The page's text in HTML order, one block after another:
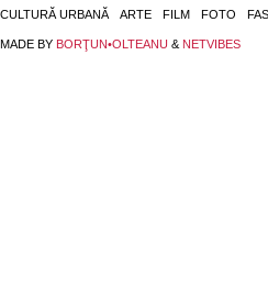
CULTURĂ URBANĂ ARTE FILM FOTO
MADE BY BORŢUN•OLTEANU & NETVIBES